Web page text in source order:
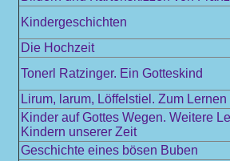
Kindergeschichten
Die Hochzeit
Tonerl Ratzinger. Ein Gotteskind
Lirum, larum, Löffelstiel. Zum Lernen
Kinder auf Gottes Wegen. Weitere
Kindern unserer Zeit
Geschichte eines bösen Buben